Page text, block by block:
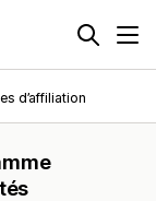
d’affiliation